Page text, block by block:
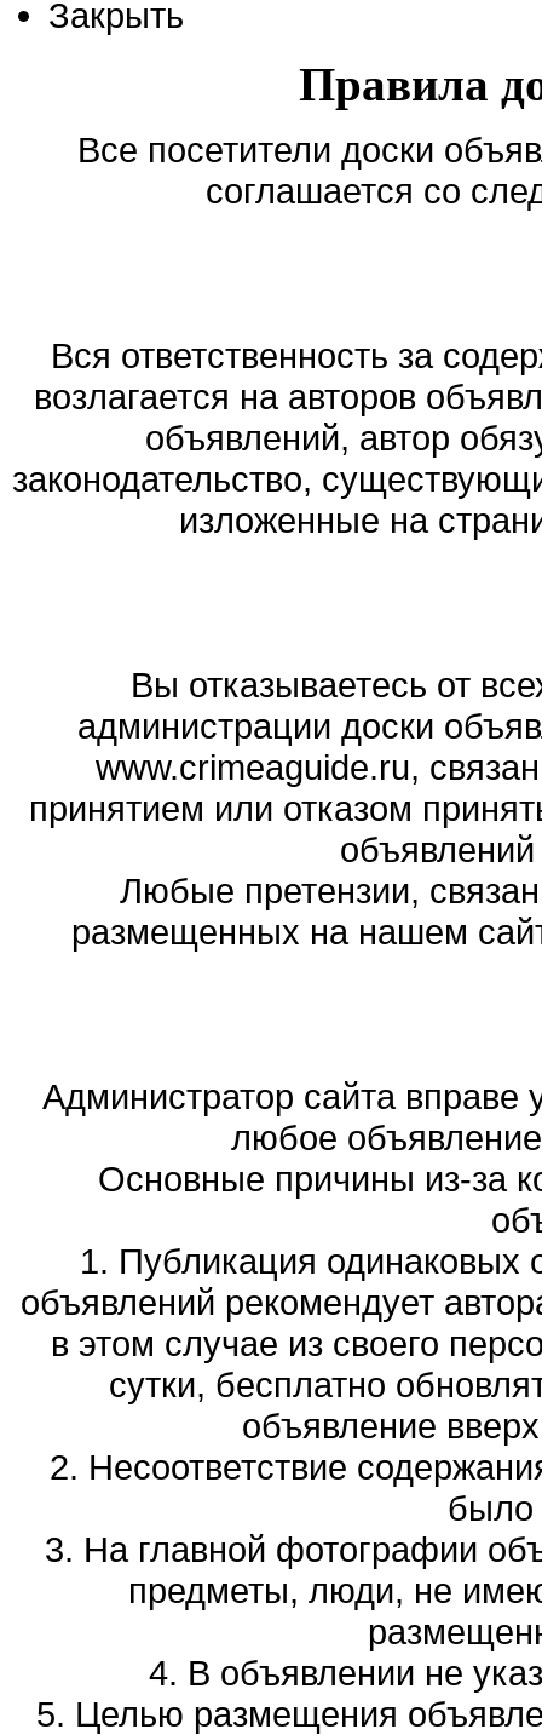
Закрыть
Правила
Все посетители доски
соглашается со
Вся ответственность за
возлагается на авторов
объявлений, автор
законодательство,
изложенные на
Вы отказываетесь от
администрации доски
www.crimeaguide.ru,
принятием или отказом
Любые претензии,
размещенных на нашем
Администратор сайта вправе
любое
Основные причины из-за
1. Публикация одинаковых
объявлений рекомендует
в этом случае из своего
сутки, бесплатно
объявление
2. Несоответствие
было
3. На главной фотографии
предметы, люди, не
4. В объявлении не
5. Целью размещения